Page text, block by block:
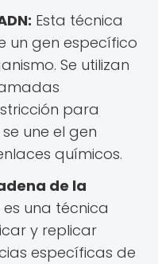
Esta técnica
un gen específico
Se utilizan
para
une el gen
químicos.
de la
es una técnica
y replicar
específicas de